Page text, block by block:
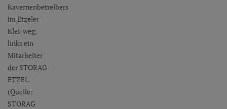
Kavernenbetreibers
im Etzeler
Klei-weg,
links ein
Mitarbeiter
der STORAG
ETZEL
(Quelle:
STORAG